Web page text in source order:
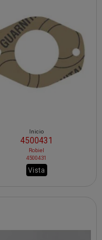
Inicio
4500431
Robiel
4500431
Vista